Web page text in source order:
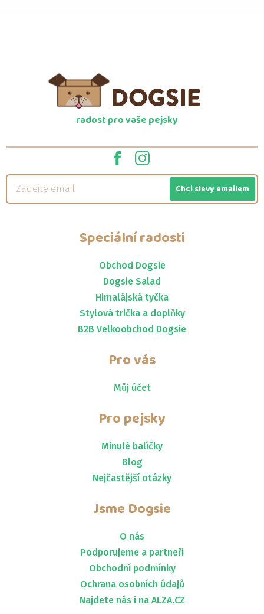
radost pro vaše pejsky
Chci slevy emailem
Speciální radosti
Obchod Dogsie
Dogsie Salad
Himalájská tyčka
Stylová trička a doplňky
B2B Velkoobchod Dogsie
Pro vás
Můj účet
Pro pejsky
Minulé balíčky
Blog
Nejčastější otázky
Jsme Dogsie
O nás
Podporujeme a partneři
Obchodní podmínky
Ochrana osobních údajů
Najdete nás i na ALZA.CZ